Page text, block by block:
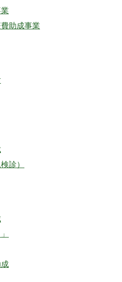
助成事業
診）